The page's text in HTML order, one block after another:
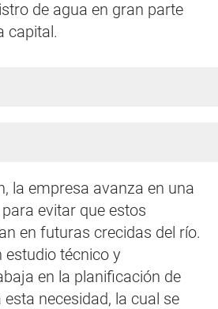
de agua en gran parte
capital.
la empresa avanza en una
evitar que estos
en futuras crecidas del río.
estudio técnico y
en la planificación de
necesidad, la cual se